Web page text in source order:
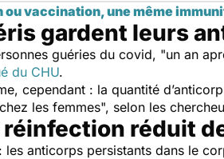
vaccination, une même
gardent leurs
guéries du covid, "un an
du CHU.
cependant : la quantité
les femmes", selon les
réinfection réduit
les anticorps persistants dans le